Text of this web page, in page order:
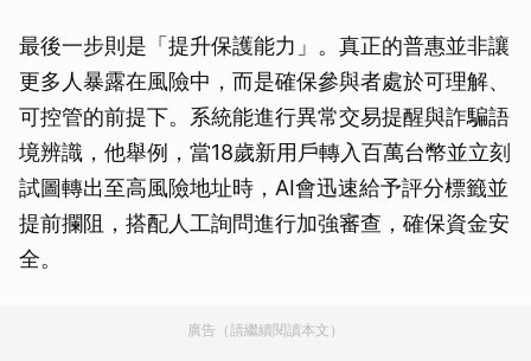
最後一步則是「提升保護能力」。真正的普惠並非讓
更多人暴露在風險中，而是確保參與者處於可理解、
可控管的前提下。系統能進行異常交易提醒與詐騙語
境辨識，他舉例，當18歲新用戶轉入百萬台幣並立刻
試圖轉出至高風險地址時，AI會迅速給予評分標籤並
提前攔阻，搭配人工詢問進行加強審查，確保資金安
全。
廣告（請繼續閱讀本文）